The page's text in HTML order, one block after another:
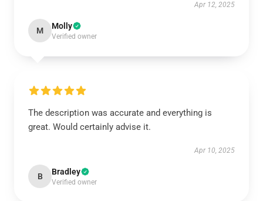
Apr 12, 2025
M Molly
Verified owner
The description was accurate and everything is
great. Would certainly advise it.
Apr 10, 2025
B Bradley
Verified owner